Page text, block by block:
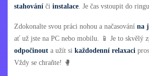
stahování či instalace . Je čas vstoupit do
Zdokonalte svou práci nohou a načasování na
ať už jste na PC nebo mobilu. 📱 Je to skvělý
odpočinout a užít si každodenní relaxaci
Vždy se chraňte! 🥊